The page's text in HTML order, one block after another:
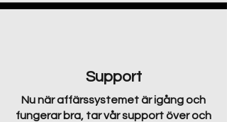
Support
Nu när affärssystemet är igång och
fungerar bra, tar vår support över och